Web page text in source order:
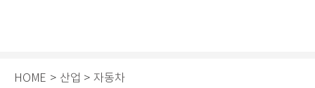
HOME > 산업 > 자동차